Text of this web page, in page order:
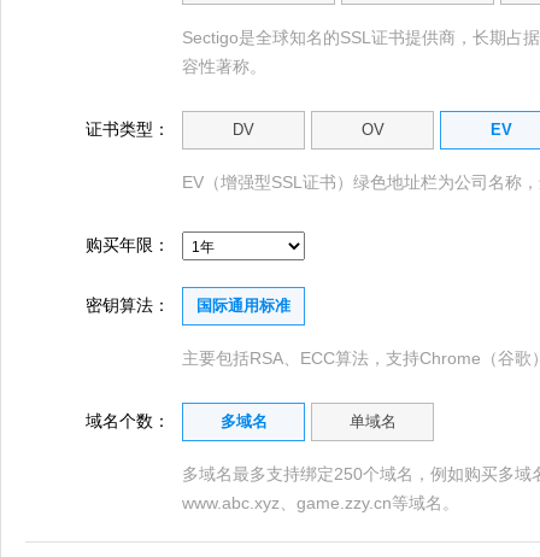
Sectigo是全球知名的SSL证书提供商，长期占
容性著称。
证书类型： DV OV EV
EV（增强型SSL证书）绿色地址栏为公司名称
购买年限：
密钥算法： 国际通用标准
主要包括RSA、ECC算法，支持Chrome（谷
域名个数： 多域名 单域名
多域名最多支持绑定250个域名，例如购买多
www.abc.xyz、game.zzy.cn等域名。